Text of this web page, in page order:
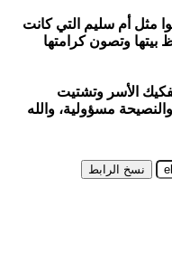
مثل أم سليم التي كانت
بيتها وتصون كرامتها
الأسر وتشتيت
والنصيحة مسؤولية، والله
نسخ الرابط